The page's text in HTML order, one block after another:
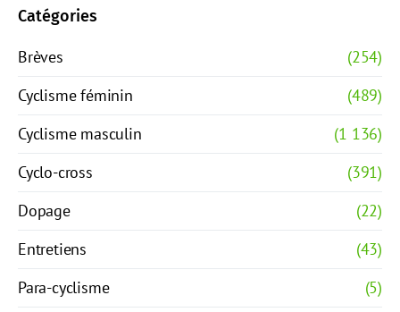
Catégories
Brèves
(254)
Cyclisme féminin
(489)
Cyclisme masculin
(1 136)
Cyclo-cross
(391)
Dopage
(22)
Entretiens
(43)
Para-cyclisme
(5)